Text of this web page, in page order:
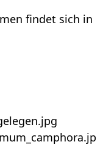
findet sich in